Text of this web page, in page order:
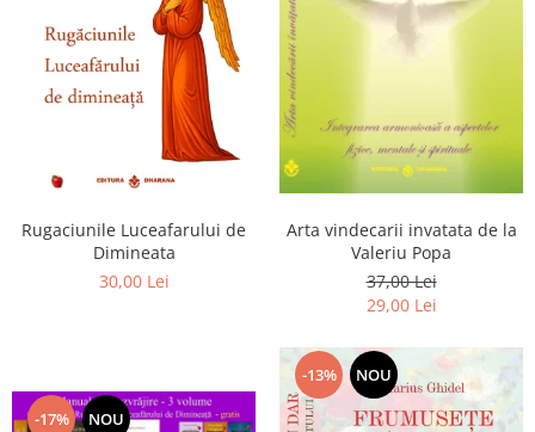
Rugaciunile Luceafarului de
Dimineata
30,00 Lei
Arta vindecarii invatata de la
Valeriu Popa
37,00 Lei
29,00 Lei
-17% NOU
-13% NOU